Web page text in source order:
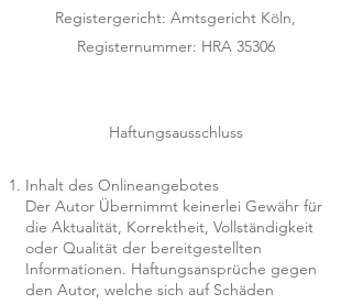
Registergericht: Amtsgericht Köln,
Registernummer: HRA 35306​
Haftungsausschluss
Inhalt des Onlineangebotes
Der Autor Übernimmt keinerlei Gewähr für
die Aktualität, Korrektheit, Vollständigkeit
oder Qualität der bereitgestellten
Informationen. Haftungsansprüche gegen
den Autor, welche sich auf Schäden